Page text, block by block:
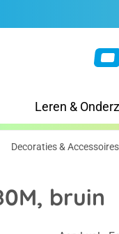
Leren &
Decoraties & Accessoires
bruin